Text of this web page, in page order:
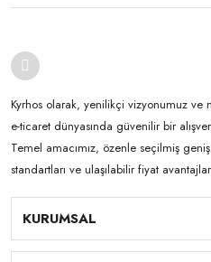
Kyrhos olarak, yenilikçi vizyonumuz ve
e-ticaret dünyasında güvenilir bir
Temel amacımız, özenle seçilmiş
standartları ve ulaşılabilir fiyat
KURUMSAL